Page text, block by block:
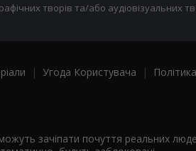
творів та/або аудіовізуальних
| Угода Користувача |
зачіпати почуття реальних